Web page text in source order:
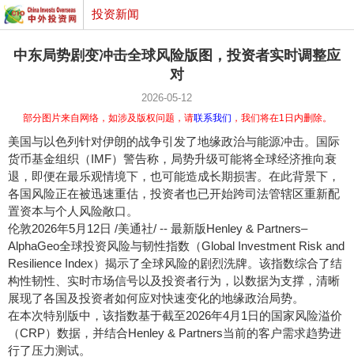
投资新闻
中东局势剧变冲击全球风险版图，投资者实时调整应
对
2026-05-12
部分图片来自网络，如涉及版权问题，请联系我们 ，我们将在1日内删除。
美国与以色列针对伊朗的战争引发了地缘政治与能源冲击。国际
货币基金组织（IMF）警告称，局势升级可能将全球经济推向衰
退，即便在最乐观情境下，也可能造成长期损害。在此背景下，
各国风险正在被迅速重估，投资者也已开始跨司法管辖区重新配
置资本与个人风险敞口。
伦敦2026年5月12日 /美通社/ -- 最新版Henley & Partners–
AlphaGeo全球投资风险与韧性指数（Global Investment Risk and
Resilience Index）揭示了全球风险的剧烈洗牌。该指数综合了结
构性韧性、实时市场信号以及投资者行为，以数据为支撑，清晰
展现了各国及投资者如何应对快速变化的地缘政治局势。
在本次特别版中，该指数基于截至2026年4月1日的国家风险溢价
（CRP）数据，并结合Henley & Partners当前的客户需求趋势进
行了压力测试。